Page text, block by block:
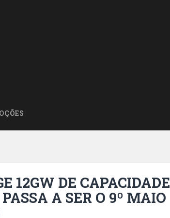
12GW DE CAPACIDADE
A SER O 9º MAIO